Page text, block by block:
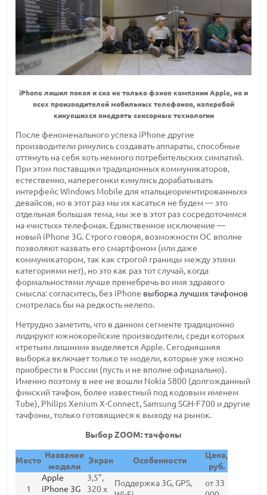
iPhone лишил покоя и сна не только фанов компании Apple, но и
всех производителей мобильных телефонов, наперебой
кинувшихся внедрять сенсорные технологии
После феноменального успеха iPhone другие
производители ринулись создавать аппараты, способные
оттянуть на себя хоть немного потребительских симпатий.
При этом поставщики традиционных коммуникаторов,
естественно, наперегонки кинулись дорабатывать
интерфейс Windows Mobile для «пальцеориентированных»
девайсов, но в этот раз мы их касаться не будем — это
отдельная большая тема, мы же в этот раз сосредоточимся
на «чистых» телефонах. Единственное исключение —
новый iPhone 3G. Строго говоря, возможности ОС вполне
позволяют назвать его смартфоном (или даже
коммуникатором, так как строгой границы между этими
категориями нет), но это как раз тот случай, когда
формальностями лучше пренебречь во имя здравого
смысла: согласитесь, без iPhone выборка лучших тачфонов
смотрелась бы на редкость нелепо.
Нетрудно заметить, что в данном сегменте традиционно
лидируют южнокорейские производители, среди которых
«третьим лишним» выделяется Apple. Сегодняшняя
выборка включает только те модели, которые уже можно
приобрести в России (пусть и не вполне официально).
Именно поэтому в нее не вошли Nokia 5800 (долгожданный
финский тачфон, более известный под кодовым именем
Tube), Philips Xenium X-Connect, Samsung SGH-F700 и другие
тачфоны, только готовящиеся к выходу на рынок.
Выбор ZOOM: тачфоны
Место
Название
модели
Экран Особенности
Цена,
руб.
1
Apple
iPhone 3G
3,5",
320 x
Поддержка 3G, GPS,
от 33